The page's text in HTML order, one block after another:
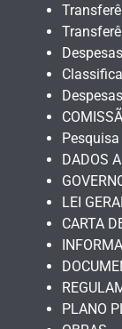
DADOS
LEI
CARTA
PLANO